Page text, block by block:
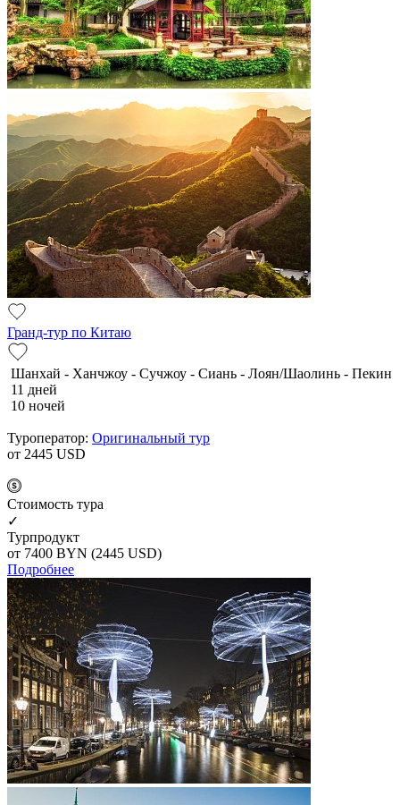
Гранд-тур по Китаю
Шанхай - Ханчжоу - Сучжоу - Сиань - Лоян/Шаолинь - Пекин
11 дней
10 ночей
Туроператор: Оригинальный тур
от 2445 USD
Cтоимость тура
✓
Турпродукт
от 7400 BYN (2445 USD)
Подробнее